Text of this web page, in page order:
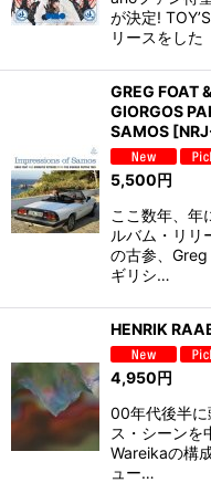
が決定!
リースをし
GREG FOAT
GIORGOS
SAMOS [
5,500円
ここ数年、年
ルバム・リリ
の古参、
ギリシ…
HENRIK
4,950円
00年代後半に
ス・シーンを
Wareikaの構
ュー…